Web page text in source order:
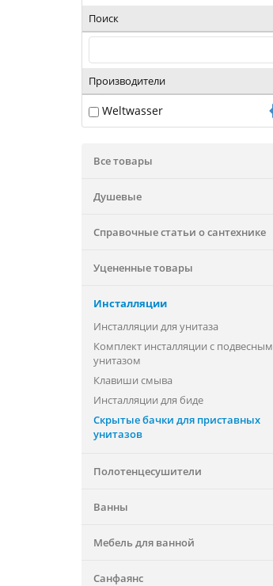
Поиск
Производители
Weltwasser
Все товары
Душевые
Справочные статьи о сантехнике
Уцененные товары
Инсталляции
Инсталляции для унитаза
Комплект инсталляции с подвесным
унитазом
Клавиши смыва
Инсталляции для биде
Скрытые бачки для приставных
унитазов
Полотенцесушители
Ванны
Мебель для ванной
Санфаянс